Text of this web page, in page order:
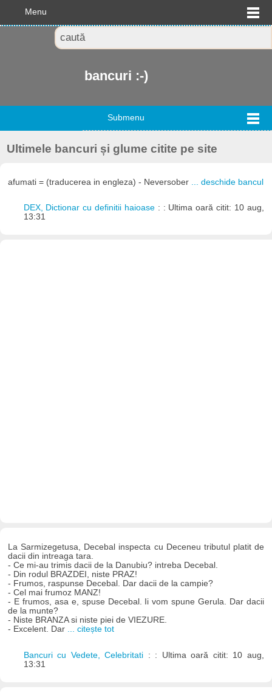
Menu
bancuri :-)
Submenu
Ultimele bancuri și glume citite pe site
afumati = (traducerea in engleza) - Neversober ... deschide bancul
DEX, Dictionar cu definitii haioase : : Ultima oară citit: 10 aug,
13:31
La Sarmizegetusa, Decebal inspecta cu Deceneu tributul platit de
dacii din intreaga tara.
- Ce mi-au trimis dacii de la Danubiu? intreba Decebal.
- Din rodul BRAZDEI, niste PRAZ!
- Frumos, raspunse Decebal. Dar dacii de la campie?
- Cel mai frumoz MANZ!
- E frumos, asa e, spuse Decebal. Ii vom spune Gerula. Dar dacii
de la munte?
- Niste BRANZA si niste piei de VIEZURE.
- Excelent. Dar ... citește tot
Bancuri cu Vedete, Celebritati : : Ultima oară citit: 10 aug,
13:31